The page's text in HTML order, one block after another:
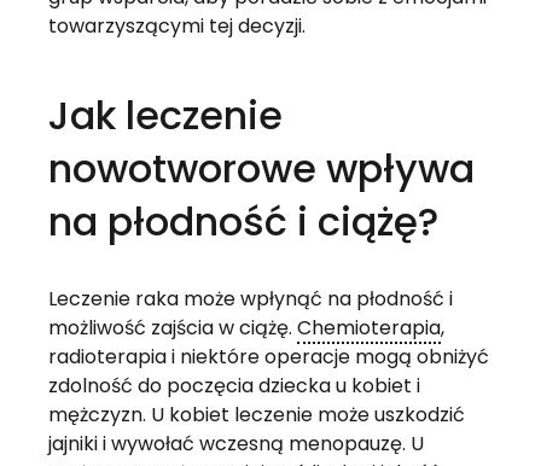
towarzyszącymi tej decyzji.
Jak leczenie
nowotworowe wpływa
na płodność i ciążę?
Leczenie raka może wpłynąć na płodność i
możliwość zajścia w ciążę. Chemioterapia,
radioterapia i niektóre operacje mogą obniżyć
zdolność do poczęcia dziecka u kobiet i
mężczyzn. U kobiet leczenie może uszkodzić
jajniki i wywołać wczesną menopauzę. U